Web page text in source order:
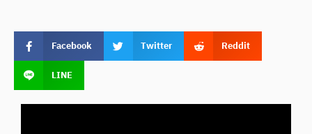
Facebook Twitter
Reddit
LINE